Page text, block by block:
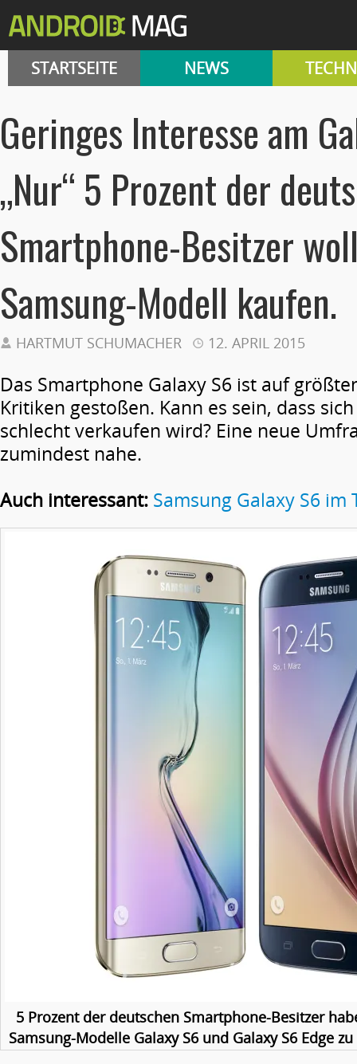
STARTSEITE NEWS
Geringes Interesse am
„Nur“ 5 Prozent der
Smartphone-Besitzer
Samsung-Modell kaufen.
HARTMUT SCHUMACHER 12. APRIL 2015
Das Smartphone Galaxy S6 ist auf
Kritiken gestoßen. Kann es sein, dass
schlecht verkaufen wird? Eine neue
zumindest nahe.
Auch interessant: Samsung Galaxy S6 im
5 Prozent der deutschen Smartphone-Besitzer
Samsung-Modelle Galaxy S6 und Galaxy S6 Edge